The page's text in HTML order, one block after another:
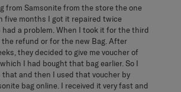
from Samsonite from the store the one
five months I got it repaired twice
had a problem. When I took it for the third
refund or for the new Bag. After
they decided to give me voucher of
I had bought that bag earlier. So I
and then I used that voucher by
bag online. I received it very fast and